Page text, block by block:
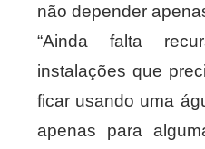
não depender
“Ainda falta
instalações que
ficar usando uma
apenas para